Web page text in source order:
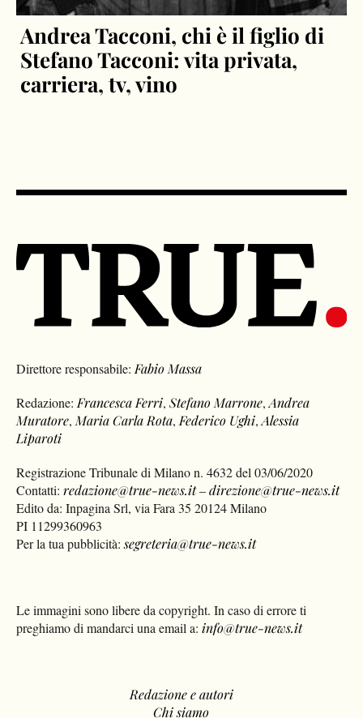
Andrea Tacconi, chi è il figlio di
Stefano Tacconi: vita privata,
carriera, tv, vino
Direttore responsabile: Fabio Massa
Redazione: Francesca Ferri,Stefano Marrone,Andrea
Muratore, Maria Carla Rota, Federico Ughi,Alessia
Liparoti
Registrazione Tribunale di Milano n. 4632 del 03/06/2020
Contatti:redazione@true-news.it–direzione@true-news.it
Edito da: Inpagina Srl, via Fara 35 20124 Milano
PI 11299360963
Per la tua pubblicità:segreteria@true-news.it
Le immagini sono libere da copyright. In caso di errore ti
preghiamo di mandarci una email a: info@true-news.it
Redazione e autori
Chi siamo